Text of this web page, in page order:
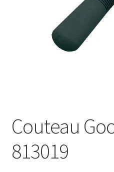
Couteau
813019